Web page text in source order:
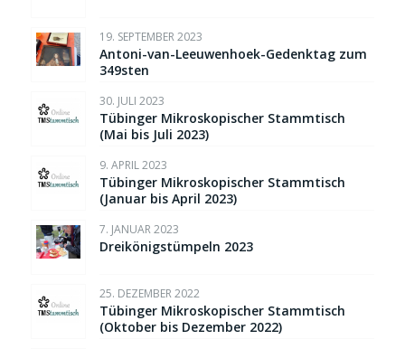
19. SEPTEMBER 2023
Antoni-van-Leeuwenhoek-Gedenktag zum
349sten
30. JULI 2023
Tübinger Mikroskopischer Stammtisch
(Mai bis Juli 2023)
9. APRIL 2023
Tübinger Mikroskopischer Stammtisch
(Januar bis April 2023)
7. JANUAR 2023
Dreikönigstümpeln 2023
25. DEZEMBER 2022
Tübinger Mikroskopischer Stammtisch
(Oktober bis Dezember 2022)